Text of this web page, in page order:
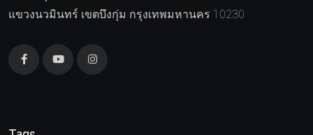
แขวงนวมินทร์ เขตบึงกุ่ม กรุงเทพมหานคร 10230